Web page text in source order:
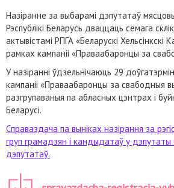
Назіранне за выбарамі дэпутатаў
Рэспублікі Беларусь дваццаць сёмага
актывістамі РПГА «Беларускі Хельсінкскі
рамках кампаніі «Праваабаронцы за
У назіранні ўдзельнічаюць 29
кампаніі «Праваабаронцы за свабодныя
разгрупаваныя па абласных цэнтрах і
Беларусі.
Справаздача па выніках назірання за
груп грамадзян і кандыдатаў у
дэпутатаў.